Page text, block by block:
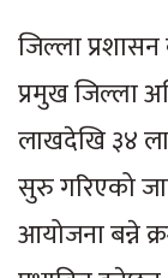
जिल्ला
प्रमुख जिल्ला
लाखदेखि ३४
सुरु गरिएको
आयोजना बन्ने